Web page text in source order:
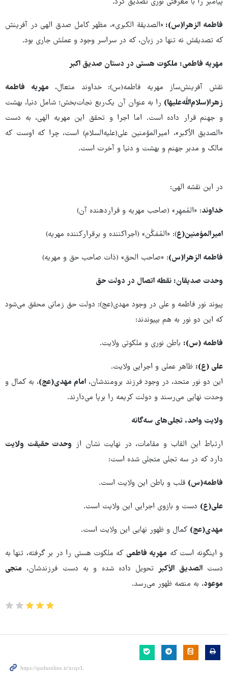
پیامبر را با معرفتی نوری تصدیق کرد.
فاطمه الزهرا(س): «الصدیقة الکبری»، مظهر کامل صدق الهی در آفرینش
که تصدیقش نه تنها در زبان، که در سراسر وجود و عملش جاری بود.
مهریه فاطمی: ملکوت هستی در دستان صدیق اکبر
نقش آفرینش‌ساز مهریه فاطمه(س): خداوند متعال، مهریه فاطمه
زهرا(سلام‌الله‌علیها) را به عنوان آن یک‌ربع نجات‌بخش؛ شامل دنیا، بهشت
و جهنم قرار داده است. اما اجرا و تحقق این مهریه الهی، به دست
«الصدیق الأکبر»، امیرالمؤمنین علی(علیه‌السلام) است، چرا که اوست که
مالک و مدبر جهنم و بهشت و دنیا و آخرت است.
در این نقشه الهی:
خداوند: «المُمهِر» (صاحب مهریه و قراردهنده آن)
امیرالمؤمنین(ع): «المُمَکِّن» (اجراکننده و برقرارکننده مهریه)
فاطمه الزهرا(س): «صاحب الحق» (ذات صاحب حق و مهریه)
وحدت صدیقان: نقطه اتصال در دولت حق
پیوند نور فاطمه و علی در وجود مهدی(عج): دولت حق زمانی محقق می‌شود
که این دو نور به هم بپیوندند:
فاطمه (س): باطن نوری و ملکوتی ولایت.
علی (ع): ظاهر عملی و اجرایی ولایت.
این دو نور متحد، در وجود فرزند برومندشان، امام مهدی(عج)، به کمال و
وحدت نهایی می‌رسند و دولت کریمه را برپا می‌دارند.
ولایت واحد، تجلی‌های سه‌گانه
ارتباط این القاب و مقامات، در نهایت نشان از وحدت حقیقت ولایت
دارد که در سه تجلی متجلی شده است:
فاطمه(س) قلب و باطن این ولایت است.
علی(ع) دست و بازوی اجرایی این ولایت است.
مهدی(عج) کمال و ظهور نهایی این ولایت است.
و اینگونه است که مهریه فاطمی که ملکوت هستی را در بر گرفته، تنها به
دستالصدیق الأکبرتحویل داده شده و به دست فرزندشان، منجی
موعود، به منصه ظهور می‌رسد.